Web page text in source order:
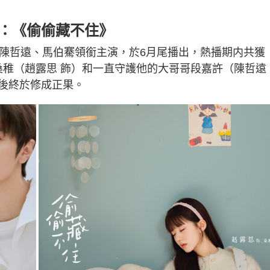
《偷偷藏不住》
哲遠、馬伯騫領銜主演，於6月尾播出，熱播期内共獲
（趙露思 飾）和一直守護他的大哥哥段嘉許（陳哲遠
終於修成正果。